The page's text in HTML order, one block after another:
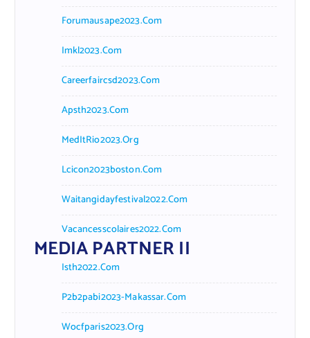
Forumausape2023.com
Imkl2023.com
Careerfaircsd2023.com
Apsth2023.com
MedItRio2023.org
Lcicon2023boston.com
Waitangidayfestival2022.com
Vacancesscolaires2022.com
MEDIA PARTNER II
Isth2022.com
P2b2pabi2023-Makassar.com
Wocfparis2023.org